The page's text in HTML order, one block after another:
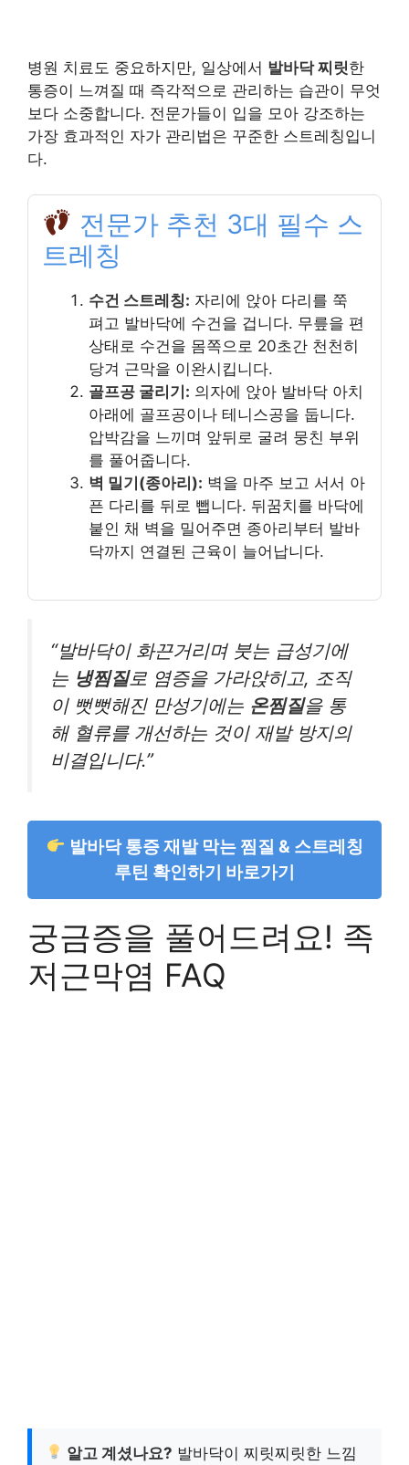
병원 치료도 중요하지만, 일상에서 발바닥 찌릿한
통증이 느껴질 때 즉각적으로 관리하는 습관이 무엇
보다 소중합니다. 전문가들이 입을 모아 강조하는
가장 효과적인 자가 관리법은 꾸준한 스트레칭입니
다.
전문가 추천 3대 필수 스
트레칭
수건 스트레칭: 자리에 앉아 다리를 쭉
펴고 발바닥에 수건을 겁니다. 무릎을 편
상태로 수건을 몸쪽으로 20초간 천천히
당겨 근막을 이완시킵니다.
골프공 굴리기: 의자에 앉아 발바닥 아치
아래에 골프공이나 테니스공을 둡니다.
압박감을 느끼며 앞뒤로 굴려 뭉친 부위
를 풀어줍니다.
벽 밀기(종아리): 벽을 마주 보고 서서 아
픈 다리를 뒤로 뺍니다. 뒤꿈치를 바닥에
붙인 채 벽을 밀어주면 종아리부터 발바
닥까지 연결된 근육이 늘어납니다.
“발바닥이 화끈거리며 붓는 급성기에
는 냉찜질로 염증을 가라앉히고, 조직
이 뻣뻣해진 만성기에는 온찜질을 통
해 혈류를 개선하는 것이 재발 방지의
비결입니다.”
발바닥 통증 재발 막는 찜질 & 스트레칭
루틴 확인하기 바로가기
궁금증을 풀어드려요! 족
저근막염 FAQ
알고 계셨나요? 발바닥이 찌릿찌릿한 느낌